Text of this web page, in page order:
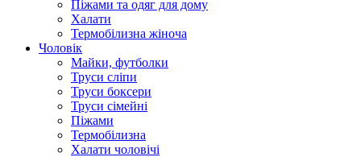
Піжами та одяг для дому
Халати
Термобілизна жіноча
Чоловік
Майки, футболки
Труси сліпи
Труси боксери
Труси сімейні
Піжами
Термобілизна
Халати чоловічі